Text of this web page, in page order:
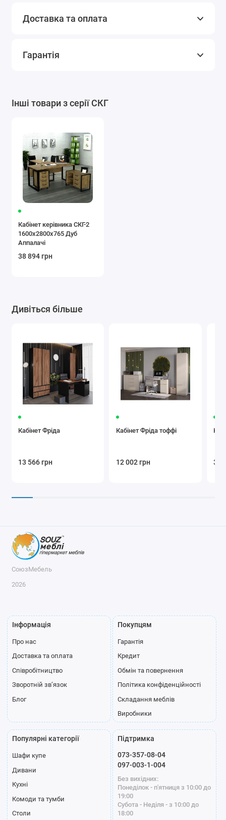
Доставка та оплата
Гарантія
Інші товари з серії СКГ
Кабінет керівника СКГ-2
1600x2800x765 Дуб
Аппалачі
38 894 грн
Дивіться більше
Кабінет Фріда
13 566 грн
Кабінет Фріда тоффі
12 002 грн
СоюзМебель
2026
Інформація
Про нас
Доставка та оплата
Співробітництво
Зворотній зв’язок
Блог
Покупцям
Гарантія
Кредит
Обмін та повернення
Політика конфіденційності
Складання меблів
Виробники
Популярні категорії
Шафи купе
Дивани
Кухні
Комоди та тумби
Столи
Підтримка
073-357-08-04
097-003-1-004
Без вихідних:
Понеділок - п'ятниця з 10:00 до
19:00
Субота - Неділя - з 10:00 до
18:00